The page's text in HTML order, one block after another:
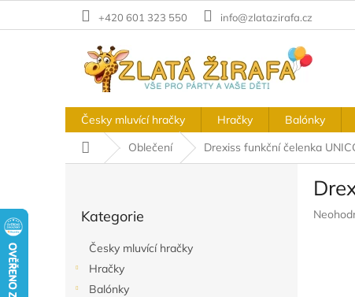
+420 601 323 550 info@zlatazirafa.cz
Česky mluvící hračky Hračky Balónky
Domů
Oblečení Drexiss funkční čelenka
kategorie
Kategorie
Česky mluvící hračky
Hračky
Balónky